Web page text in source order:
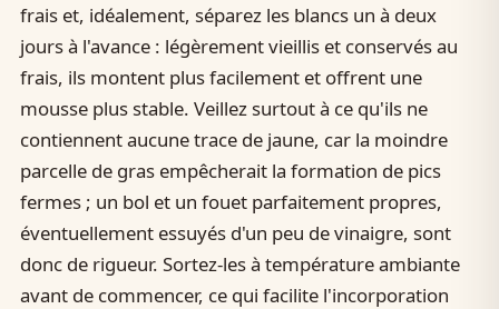
frais et, idéalement, séparez les blancs un à deux
jours à l'avance : légèrement vieillis et conservés au
frais, ils montent plus facilement et offrent une
mousse plus stable. Veillez surtout à ce qu'ils ne
contiennent aucune trace de jaune, car la moindre
parcelle de gras empêcherait la formation de pics
fermes ; un bol et un fouet parfaitement propres,
éventuellement essuyés d'un peu de vinaigre, sont
donc de rigueur. Sortez-les à température ambiante
avant de commencer, ce qui facilite l'incorporation